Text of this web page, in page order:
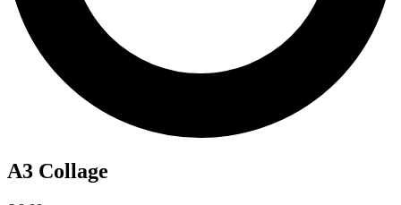
A3 Collage